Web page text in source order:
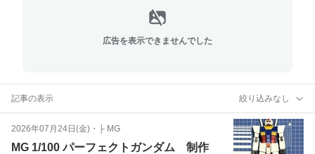
広告を表示できませんでした
記事の表示 絞り込みなし
2026年07月24日(金) ・ ├ MG
MG 1/100 パーフェクトガンダム 制作